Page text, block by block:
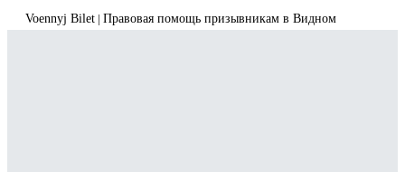
Voennyj Bilet Правовая помощь призывникам в Видном